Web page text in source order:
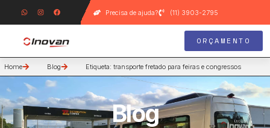
Precisa de ajuda? (11) 3903-2795
ORÇAMENTO
Home Blog Etiqueta: transporte fretado para feiras e congressos
Blog